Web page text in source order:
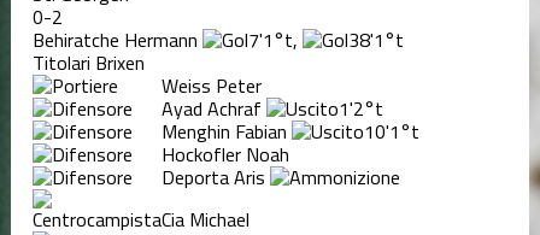
0-2
Behiratche Hermann 7'1°t, 38'1°t
Titolari Brixen
Weiss Peter
Ayad Achraf 1'2°t
Menghin Fabian 10'1°t
Hockofler Noah
Deporta Aris
Cia Michael